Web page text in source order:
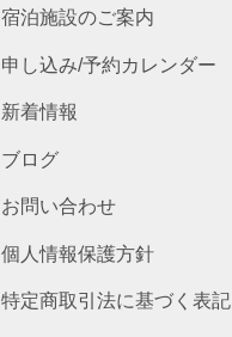
宿泊施設のご案内
申し込み/予約カレンダー
新着情報
ブログ
お問い合わせ
個人情報保護方針
特定商取引法に基づく表記